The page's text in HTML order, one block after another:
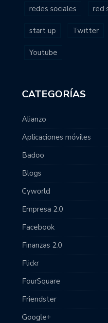
redes sociales red
start up Twitter
Youtube
CATEGORÍAS
Alianzo
Aplicaciones móviles
Badoo
Blogs
Cyworld
Empresa 2.0
Facebook
Finanzas 2.0
Flickr
FourSquare
Friendster
Google+